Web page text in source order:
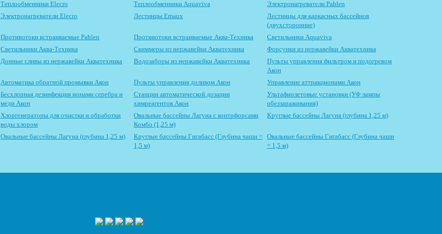
Теплообменники Elecro
Теплообменники Aquaviva
Электронагреватели Pahlen
Электронагреватели Elecro
Лестницы Emaux
Лестницы для каркасных бассейнов
(двухсторонние)
Противотоки встраиваемые Pahlen
Противотоки встраиваемые Аква-Техника
Светильники Aquaviva
Светильники Аква-Техника
Скиммеры из нержавейки Акватехника
Форсунки из нержавейки Акватехника
Донные сливы из нержавейки Акватехника
Водозаборы из нержавейки Акватехника
Пульты управления фильтром и подогревом
Акон
Автоматика обратной промывки Акон
Пульты управления доливом Акон
Управление аттракционами Акон
Бесхлорная дезинфекция ионами серебра и
меди Акон
Станции автоматической дозации
химреагентов Акон
Ультафиолетовые установки (УФ лампы
обеззараживания)
Хлоргенераторы для очистки и обработки
воды хлором
Овальные бассейны Лагуна с контрфорсами
Комбо (1,25 м)
Круглые бассейны Лагуна (глубина 1,25 м)
Овальные бассейны Лагуна (глубина 1,25 м)
Круглые бассейны Гигабасс (Глубина чаши =
1,5 м)
Овальные бассейны Гигабасс (Глубина чаши
= 1,5 м)